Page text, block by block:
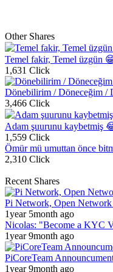
Other Shares
Temel fakir, Temel üzgün
1,631 Click
Dönebilirim / Döneceğim /
3,466 Click
Adam şuurunu kaybetmiş
1,559 Click
Ömür mü umuttan önce
2,310 Click
Recent Shares
Pi Network, Open
1year 5month ago
Nicolas: "Become a KYC
1year 9month ago
PiCoreTeam
1year 9month ago